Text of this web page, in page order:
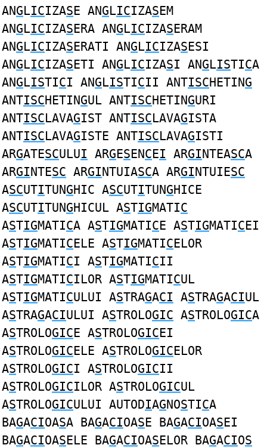
ANGLICIZASE ANGLICIZASEM
ANGLICIZASERA ANGLICIZASERAM
ANGLICIZASERATI ANGLICIZASESI
ANGLICIZASETI ANGLICIZASI ANGLISTICA
ANGLISTICI ANGLISTICII ANTISCHETING
ANTISCHETINGUL ANTISCHETINGURI
ANTISCLAVAGIST ANTISCLAVAGISTA
ANTISCLAVAGISTE ANTISCLAVAGISTI
ARGATESCULUI ARGESENCEI ARGINTEASCA
ARGINTESC ARGINTUIASCA ARGINTUIESC
ASCUTITUNGHIC ASCUTITUNGHICE
ASCUTITUNGHICUL ASTIGMATIC
ASTIGMATICA ASTIGMATICE ASTIGMATICEI
ASTIGMATICELE ASTIGMATICELOR
ASTIGMATICI ASTIGMATICII
ASTIGMATICILOR ASTIGMATICUL
ASTIGMATICULUI ASTRAGACI ASTRAGACIUL
ASTRAGACIULUI ASTROLOGIC ASTROLOGICA
ASTROLOGICE ASTROLOGICEI
ASTROLOGICELE ASTROLOGICELOR
ASTROLOGICI ASTROLOGICII
ASTROLOGICILOR ASTROLOGICUL
ASTROLOGICULUI AUTODIAGNOSTICA
BAGACIOASA BAGACIOASE BAGACIOASEI
BAGACIOASELE BAGACIOASELOR BAGACIOS